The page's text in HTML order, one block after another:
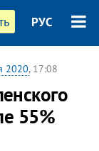
РУС
2020, 17:08
55%